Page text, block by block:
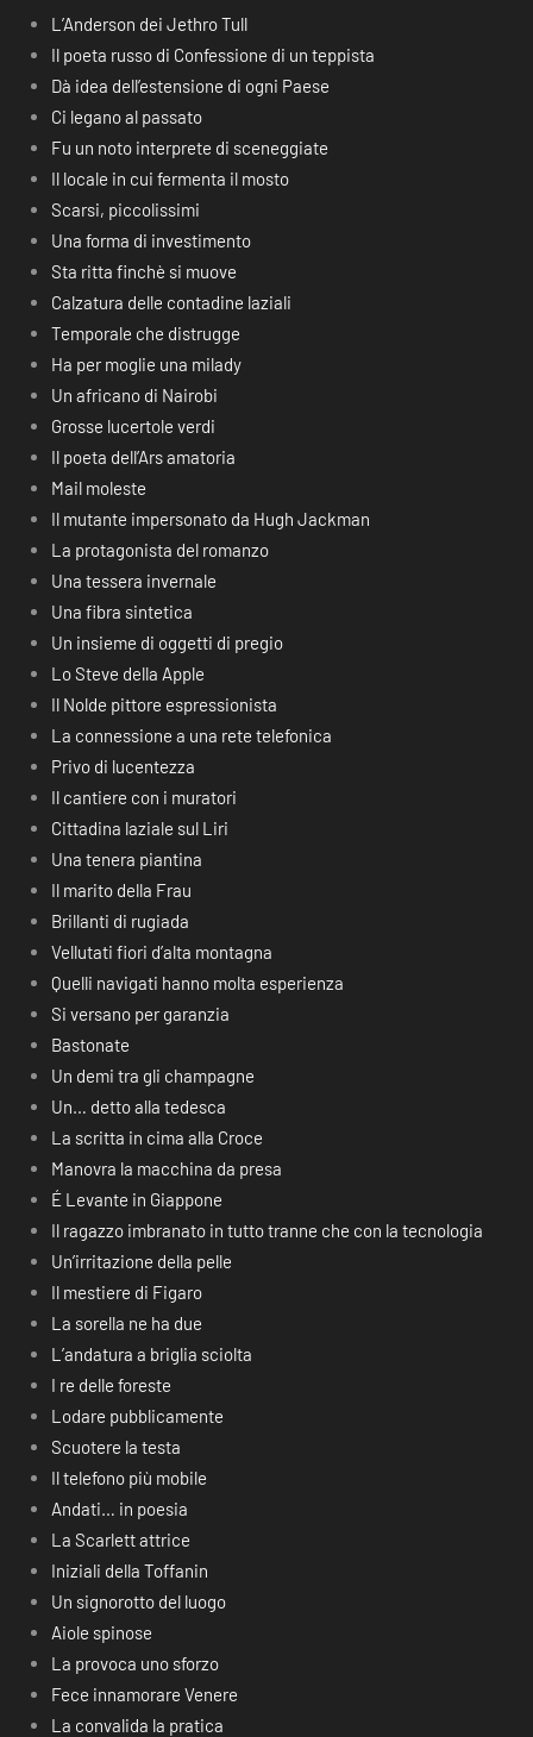
L’Anderson dei Jethro Tull
Il poeta russo di Confessione di un teppista
Dà idea dell’estensione di ogni Paese
Ci legano al passato
Fu un noto interprete di sceneggiate
Il locale in cui fermenta il mosto
Scarsi, piccolissimi
Una forma di investimento
Sta ritta finchè si muove
Calzatura delle contadine laziali
Temporale che distrugge
Ha per moglie una milady
Un africano di Nairobi
Grosse lucertole verdi
Il poeta dell’Ars amatoria
Mail moleste
Il mutante impersonato da Hugh Jackman
La protagonista del romanzo
Una tessera invernale
Una fibra sintetica
Un insieme di oggetti di pregio
Lo Steve della Apple
Il Nolde pittore espressionista
La connessione a una rete telefonica
Privo di lucentezza
Il cantiere con i muratori
Cittadina laziale sul Liri
Una tenera piantina
Il marito della Frau
Brillanti di rugiada
Vellutati fiori d’alta montagna
Quelli navigati hanno molta esperienza
Si versano per garanzia
Bastonate
Un demi tra gli champagne
Un… detto alla tedesca
La scritta in cima alla Croce
Manovra la macchina da presa
É Levante in Giappone
Il ragazzo imbranato in tutto tranne che con la tecnologia
Un’irritazione della pelle
Il mestiere di Figaro
La sorella ne ha due
L’andatura a briglia sciolta
I re delle foreste
Lodare pubblicamente
Scuotere la testa
Il telefono più mobile
Andati… in poesia
La Scarlett attrice
Iniziali della Toffanin
Un signorotto del luogo
Aiole spinose
La provoca uno sforzo
Fece innamorare Venere
La convalida la pratica